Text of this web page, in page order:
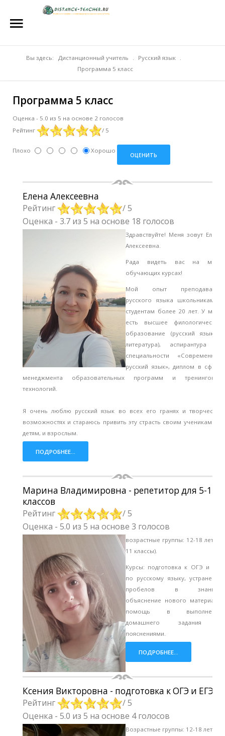
Репетиторы
Стоимость
Акции
Материалы
Вы здесь: Дистанционный учитель . Русский язык .
Программа 5 класс
Программа 5 класс
Оценка - 5.0 из 5 на основе 2 голосов
Рейтинг
/ 5
Плохо Хорошо
Елена Алексеевна
Рейтинг
/ 5
Оценка - 3.7 из 5 на основе 18 голосов
Здравствуйте! Меня зовут Елена
Алексеевна.
Рада видеть вас на моих
обучающих курсах!
Мой опыт преподавания
русского языка школьникам и
студентам более 20 лет. У меня
есть высшее филологическое
образование (русский язык и
литература), аспирантура по
специальности «Современный
русский язык», диплом в сфере
менеджмента образовательных программ и тренинговых
технологий.
Я очень люблю русский язык во всех его гранях и творческих
возможностях и стараюсь привить эту страсть своим ученикам – и
детям, и взрослым.
ПОДРОБНЕЕ...
Марина Владимировна - репетитор для 5-11
классов
Рейтинг
/ 5
Оценка - 5.0 из 5 на основе 3 голосов
возрастные группы: 12-18 лет (5-
11 классы).
Курсы: подготовка к ОГЭ и ЕГЭ
по русскому языку, устранение
пробелов в знаниях,
объяснение нового материала,
помощь в выполнении
домашнего задания с
пояснениями.
ПОДРОБНЕЕ...
Ксения Викторовна - подготовка к ОГЭ и ЕГЭ
Рейтинг
/ 5
Оценка - 5.0 из 5 на основе 4голосов
Возрастные группы: 12-18 лет (5-